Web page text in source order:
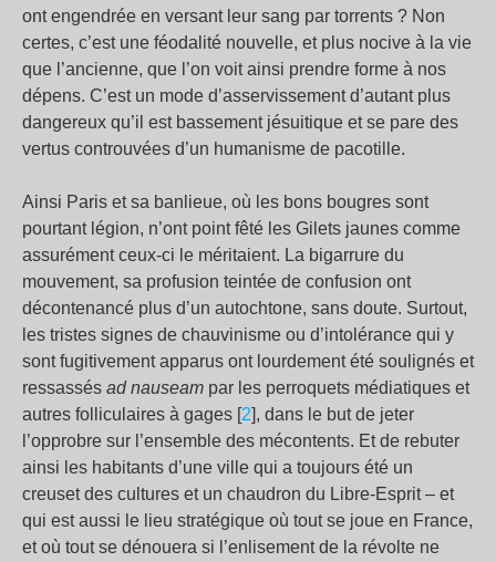
ont engendrée en versant leur sang par torrents ? Non
certes, c’est une féodalité nouvelle, et plus nocive à la vie
que l’ancienne, que l’on voit ainsi prendre forme à nos
dépens. C’est un mode d’asservissement d’autant plus
dangereux qu’il est bassement jésuitique et se pare des
vertus controuvées d’un humanisme de pacotille.
Ainsi Paris et sa banlieue, où les bons bougres sont
pourtant légion, n’ont point fêté les Gilets jaunes comme
assurément ceux-ci le méritaient. La bigarrure du
mouvement, sa profusion teintée de confusion ont
décontenancé plus d’un autochtone, sans doute. Surtout,
les tristes signes de chauvinisme ou d’intolérance qui y
sont fugitivement apparus ont lourdement été soulignés et
ressassés ad nauseam par les perroquets médiatiques et
autres folliculaires à gages [2], dans le but de jeter
l’opprobre sur l’ensemble des mécontents. Et de rebuter
ainsi les habitants d’une ville qui a toujours été un
creuset des cultures et un chaudron du Libre-Esprit – et
qui est aussi le lieu stratégique où tout se joue en France,
et où tout se dénouera si l’enlisement de la révolte ne